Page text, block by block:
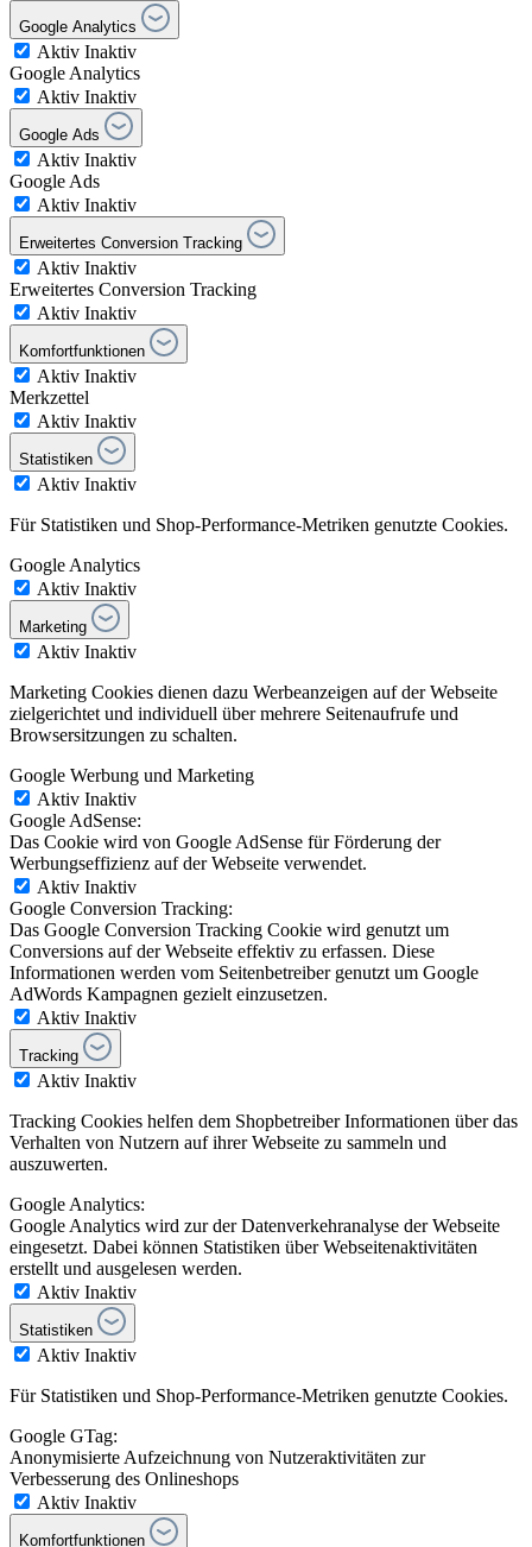
Google Analytics
Aktiv Inaktiv
Google Analytics
Aktiv Inaktiv
Google Ads
Aktiv Inaktiv
Google Ads
Aktiv Inaktiv
Erweitertes Conversion Tracking
Aktiv Inaktiv
Erweitertes Conversion Tracking
Aktiv Inaktiv
Komfortfunktionen
Aktiv Inaktiv
Merkzettel
Aktiv Inaktiv
Statistiken
Aktiv Inaktiv
Für Statistiken und Shop-Performance-Metriken genutzte Cookies.
Google Analytics
Aktiv Inaktiv
Marketing
Aktiv Inaktiv
Marketing Cookies dienen dazu Werbeanzeigen auf der Webseite
zielgerichtet und individuell über mehrere Seitenaufrufe und
Browsersitzungen zu schalten.
Google Werbung und Marketing
Aktiv Inaktiv
Google AdSense:
Das Cookie wird von Google AdSense für Förderung der
Werbungseffizienz auf der Webseite verwendet.
Aktiv Inaktiv
Google Conversion Tracking:
Das Google Conversion Tracking Cookie wird genutzt um
Conversions auf der Webseite effektiv zu erfassen. Diese
Informationen werden vom Seitenbetreiber genutzt um Google
AdWords Kampagnen gezielt einzusetzen.
Aktiv Inaktiv
Tracking
Aktiv Inaktiv
Tracking Cookies helfen dem Shopbetreiber Informationen über das
Verhalten von Nutzern auf ihrer Webseite zu sammeln und
auszuwerten.
Google Analytics:
Google Analytics wird zur der Datenverkehranalyse der Webseite
eingesetzt. Dabei können Statistiken über Webseitenaktivitäten
erstellt und ausgelesen werden.
Aktiv Inaktiv
Statistiken
Aktiv Inaktiv
Für Statistiken und Shop-Performance-Metriken genutzte Cookies.
Google GTag:
Anonymisierte Aufzeichnung von Nutzeraktivitäten zur
Verbesserung des Onlineshops
Aktiv Inaktiv
Komfortfunktionen